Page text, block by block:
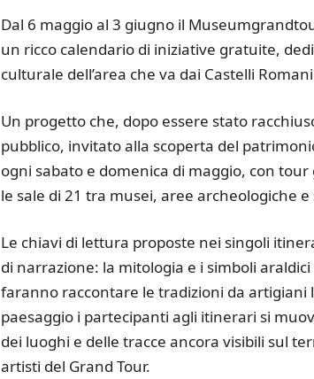
Dal 6 maggio al 3 giugno il
un ricco calendario di iniziative gratuite,
culturale dell’area che va dai Castelli
Un progetto che, dopo essere stato
pubblico, invitato alla scoperta del
ogni sabato e domenica di maggio, con
le sale di 21 tra musei, aree archeologiche
Le chiavi di lettura proposte nei singoli
di narrazione: la mitologia e i simboli
faranno raccontare le tradizioni da artigiani
paesaggio i partecipanti agli itinerari si
dei luoghi e delle tracce ancora visibili sul
artisti del Grand Tour.